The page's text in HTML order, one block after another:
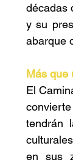
décadas
y su
abarque
Más que
El
tendrán
en sus